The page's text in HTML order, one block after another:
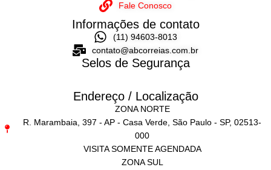
Fale Conosco
Informações de contato
(11) 94603-8013
contato@abcorreias.com.br
Selos de Segurança
Endereço / Localização
ZONA NORTE
R. Marambaia, 397 - AP - Casa Verde, São Paulo - SP, 02513-
000
VISITA SOMENTE AGENDADA
ZONA SUL